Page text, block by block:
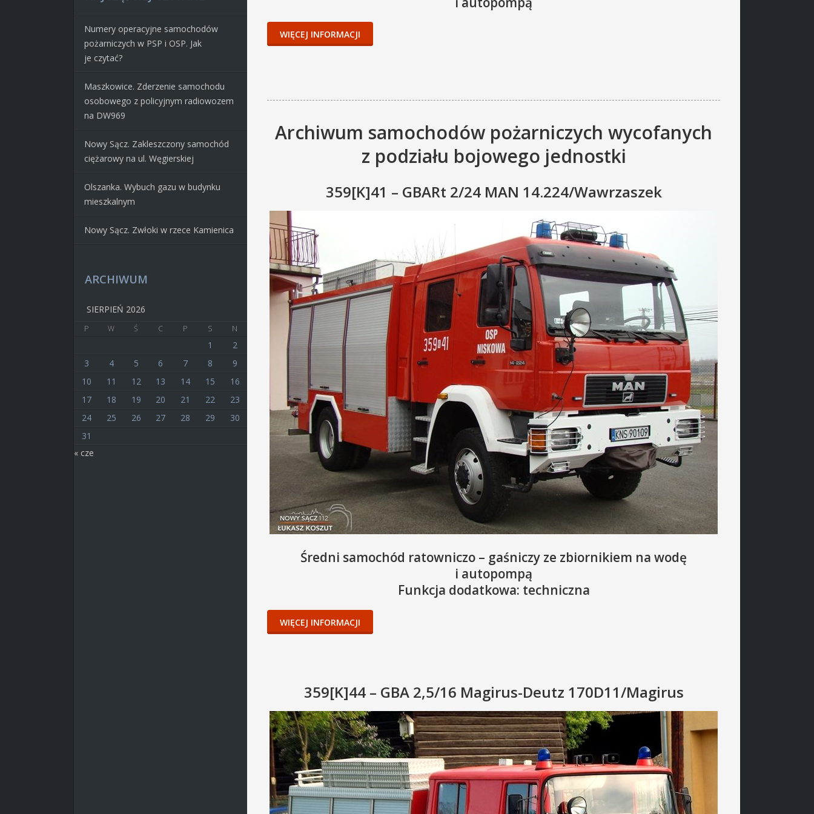
2015:
2017:
2021:
2022:
2023:
16.06.2024:
06.01.2025:
WIĘCEJ INFORMACJI
Archiwum samochodów pożarniczych wycofanych
z podziału bojowego jednostki
359[K]41 – GBARt 2/24 MAN 14.224/Wawrzaszek
Średni samochód ratowniczo – gaśniczy ze zbiornikiem na wodę
i autopompą
Funkcja dodatkowa: techniczna
WIĘCEJ INFORMACJI
Numer operacyjny:
Kryptonim radiowy:
Oznaczenie:
Rok produkcji podwozia:
Rodzaj paliwa:
359[K]44 – GBA 2,5/16 Magirus-Deutz 170D11/Magirus
Numery operacyjne samochodów
pożarniczych w PSP i OSP. Jak
je czytać?
Maszkowice. Zderzenie samochodu
osobowego z policyjnym radiowozem
na DW969
Nowy Sącz. Zakleszczony samochód
ciężarowy na ul. Węgierskiej
Olszanka. Wybuch gazu w budynku
mieszkalnym
Nowy Sącz. Zwłoki w rzece Kamienica
ARCHIWUM
SIERPIEŃ 2026
P W Ś C P S N
1
2
3
4 5 6 7 8
9
10
11 12 13 14 15
16
17
18 19 20 21 22
23
24
25 26 27 28 29
30
31
« cze